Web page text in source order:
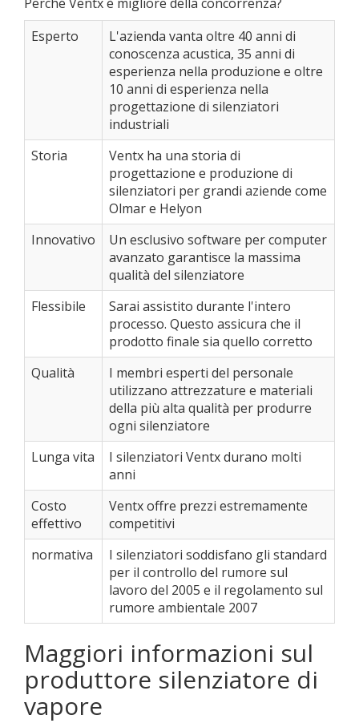
Esperto
L'azienda vanta oltre 40 anni di
conoscenza acustica, 35 anni di
esperienza nella produzione e oltre
10 anni di esperienza nella
progettazione di silenziatori
industriali
Storia
Ventx ha una storia di
progettazione e produzione di
silenziatori per grandi aziende come
Olmar e Helyon
Innovativo
Un esclusivo software per computer
avanzato garantisce la massima
qualità del silenziatore
Flessibile
Sarai assistito durante l'intero
processo. Questo assicura che il
prodotto finale sia quello corretto
Qualità
I membri esperti del personale
utilizzano attrezzature e materiali
della più alta qualità per produrre
ogni silenziatore
Lunga vita
I silenziatori Ventx durano molti
anni
Costo
effettivo
Ventx offre prezzi estremamente
competitivi
normativa
I silenziatori soddisfano gli standard
per il controllo del rumore sul
lavoro del 2005 e il regolamento sul
rumore ambientale 2007
Maggiori informazioni sul
produttore silenziatore di
vapore